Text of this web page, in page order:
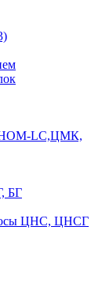
ГНОМ-LC,ЦМК,
БГ
ЦНС, ЦНСГ